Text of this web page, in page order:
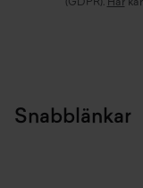
(GDPR). Här
Snabblänkar